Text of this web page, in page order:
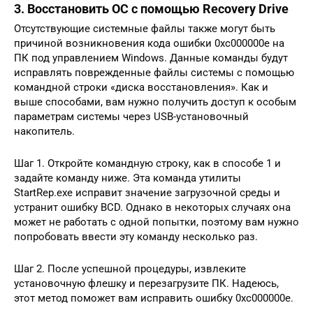
3. Восстановить ОС с помощью Recovery Drive
Отсутствующие системные файлы также могут быть
причиной возникновения кода ошибки 0xc000000e на
ПК под управлением Windows. Данные команды будут
исправлять поврежденные файлы системы с помощью
командной строки «диска восстановления». Как и
выше способами, вам нужно получить доступ к особым
параметрам системы через USB-установочный
накопитель.
Шаг 1. Откройте командную строку, как в способе 1 и
задайте команду ниже. Эта команда утилиты
StartRep.exe исправит значение загрузочной среды и
устранит ошибку BCD. Однако в некоторых случаях она
может не работать с одной попытки, поэтому вам нужно
попробовать ввести эту команду несколько раз.
Шаг 2. После успешной процедуры, извлеките
установочную флешку и перезагрузите ПК. Надеюсь,
этот метод поможет вам исправить ошибку 0xc000000e.